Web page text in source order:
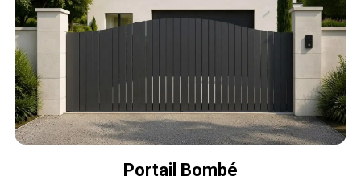
Portail Bombé